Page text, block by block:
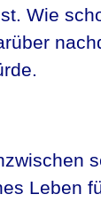
Wie
Leben